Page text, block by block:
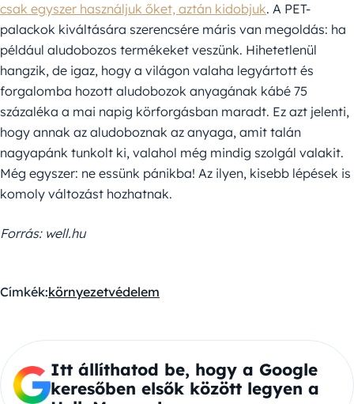
csak egyszer használjuk őket, aztán kidobjuk. A PET-
palackok kiváltására szerencsére máris van megoldás: ha
például aludobozos termékeket veszünk. Hihetetlenül
hangzik, de igaz, hogy a világon valaha legyártott és
forgalomba hozott aludobozok anyagának kábé 75
százaléka a mai napig körforgásban maradt. Ez azt jelenti,
hogy annak az aludoboznak az anyaga, amit talán
nagyapánk tunkolt ki, valahol még mindig szolgál valakit.
Még egyszer: ne essünk pánikba! Az ilyen, kisebb lépések is
komoly változást hozhatnak.
Forrás: well.hu
Címkék:környezetvédelem
Itt állíthatod be, hogy a Google
keresőben elsők között legyen a